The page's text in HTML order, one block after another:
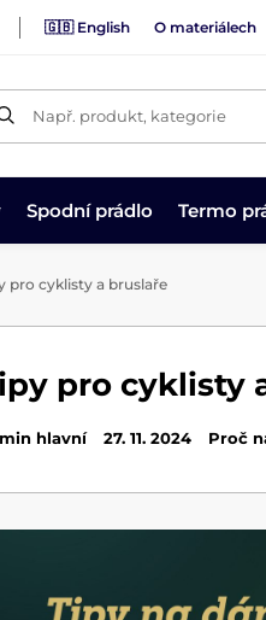
🇬🇧 English O materiálech
Např. produkt, kategorie
Spodní prádlo Termo
pro cyklisty a bruslaře
pro cyklisty
hlavní 27. 11. 2024 Proč